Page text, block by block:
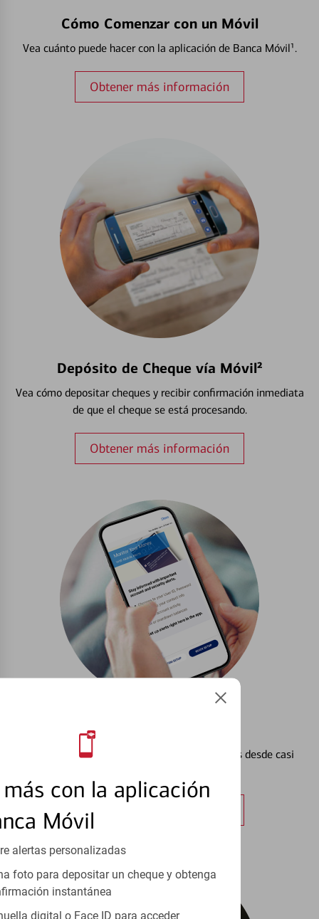
con la aplicación
Móvil
alertas personalizadas
foto para depositar un cheque y obtenga
instantánea
digital o Face ID para acceder
Cómo Comenzar con un Móvil
Vea cuánto puede hacer con la aplicación de Banca Móvil¹.
Obtener más información
Depósito de Cheque vía Móvil²
Vea cómo depositar cheques y recibir confirmación inmediata
de que el cheque se está procesando.
Obtener más información
Vea cómo mantener el control de sus finanzas desde casi
Obtener más información